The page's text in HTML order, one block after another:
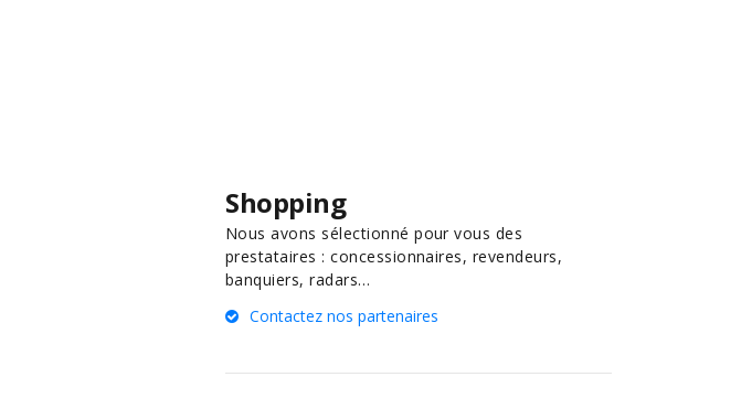
Shopping
Nous avons sélectionné pour vous des
prestataires : concessionnaires, revendeurs,
banquiers, radars…
Contactez nos partenaires